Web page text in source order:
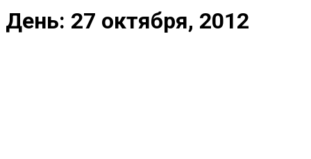
День: 27 октября, 2012